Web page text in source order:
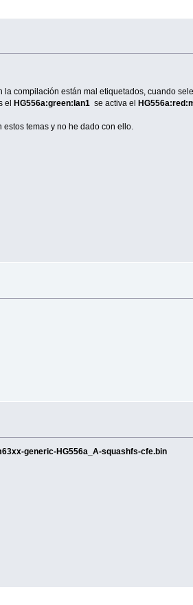
compilación están mal etiquetados, cuando
elHG556a:green:lan1 se activa el
temas y no he dado con ello.
generic-HG556a_A-squashfs-cfe.bin